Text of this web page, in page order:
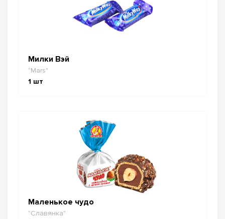
Милки Вэй
"Mars"
1 шт
Маленькое чудо
"Славянка"